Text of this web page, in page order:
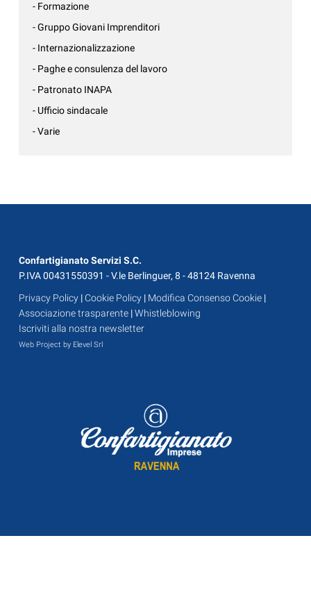
- Formazione
- Gruppo Giovani Imprenditori
- Internazionalizzazione
- Paghe e consulenza del lavoro
- Patronato INAPA
- Ufficio sindacale
- Varie
Confartigianato Servizi S.C.
P.IVA 00431550391 - V.le Berlinguer, 8 - 48124 Ravenna
Privacy Policy |Cookie Policy | Modifica Consenso Cookie |
Associazione trasparente |Whistleblowing
Iscriviti alla nostra newsletter
Web Project by Elevel Srl